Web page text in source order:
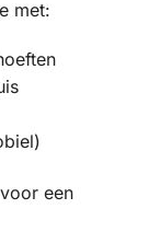
met:
een